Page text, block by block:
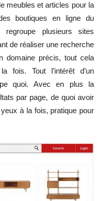
meubles et articles pour la
boutiques en ligne du
regroupe plusieurs sites
de réaliser une recherche
domaine précis, tout cela
fois. Tout l’intérêt d’un
quoi. Avec en plus la
par page, de quoi avoir
à la fois, pratique pour